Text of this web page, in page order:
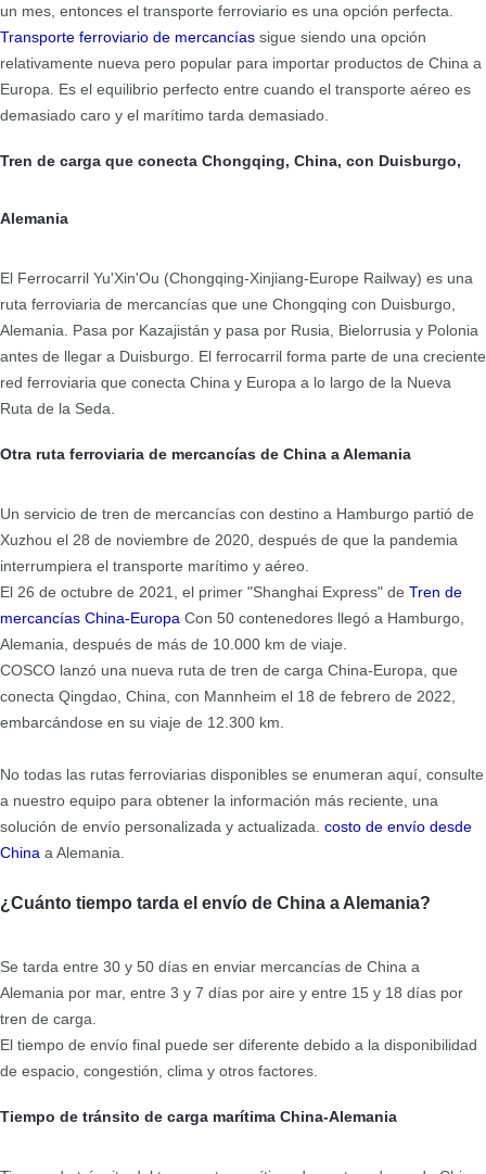
un mes, entonces el transporte ferroviario es una opción perfecta.
Transporte ferroviario de mercancías sigue siendo una opción
relativamente nueva pero popular para importar productos de China a
Europa. Es el equilibrio perfecto entre cuando el transporte aéreo es
demasiado caro y el marítimo tarda demasiado.
Tren de carga que conecta Chongqing, China, con Duisburgo,
Alemania
El Ferrocarril Yu'Xin'Ou (Chongqing-Xinjiang-Europe Railway) es una
ruta ferroviaria de mercancías que une Chongqing con Duisburgo,
Alemania. Pasa por Kazajistán y pasa por Rusia, Bielorrusia y Polonia
antes de llegar a Duisburgo. El ferrocarril forma parte de una creciente
red ferroviaria que conecta China y Europa a lo largo de la Nueva
Ruta de la Seda.
Otra ruta ferroviaria de mercancías de China a Alemania
Un servicio de tren de mercancías con destino a Hamburgo partió de
Xuzhou el 28 de noviembre de 2020, después de que la pandemia
interrumpiera el transporte marítimo y aéreo.
El 26 de octubre de 2021, el primer "Shanghai Express" de Tren de
mercancías China-Europa Con 50 contenedores llegó a Hamburgo,
Alemania, después de más de 10.000 km de viaje.
COSCO lanzó una nueva ruta de tren de carga China-Europa, que
conecta Qingdao, China, con Mannheim el 18 de febrero de 2022,
embarcándose en su viaje de 12.300 km.
No todas las rutas ferroviarias disponibles se enumeran aquí, consulte
a nuestro equipo para obtener la información más reciente, una
solución de envío personalizada y actualizada. costo de envío desde
China a Alemania.
¿Cuánto tiempo tarda el envío de China a Alemania?
Se tarda entre 30 y 50 días en enviar mercancías de China a
Alemania por mar, entre 3 y 7 días por aire y entre 15 y 18 días por
tren de carga.
El tiempo de envío final puede ser diferente debido a la disponibilidad
de espacio, congestión, clima y otros factores.
Tiempo de tránsito de carga marítima China-Alemania